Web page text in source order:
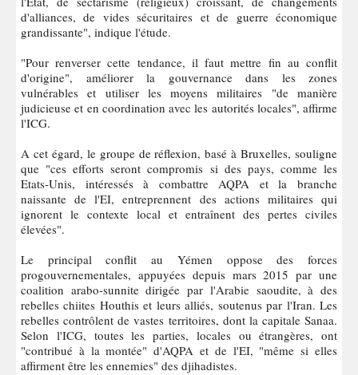
d'alliances, de vides sécuritaires et de guerre économique
grandissante", indique l'étude.
"Pour renverser cette tendance, il faut mettre fin au conflit
d'origine", améliorer la gouvernance dans les zones
vulnérables et utiliser les moyens militaires "de manière
judicieuse et en coordination avec les autorités locales", affirme
l'ICG.
A cet égard, le groupe de réflexion, basé à Bruxelles, souligne
que "ces efforts seront compromis si des pays, comme les
Etats-Unis, intéressés à combattre AQPA et la branche
naissante de l'EI, entreprennent des actions militaires qui
ignorent le contexte local et entraînent des pertes civiles
élevées".
Le principal conflit au Yémen oppose des forces
progouvernementales, appuyées depuis mars 2015 par une
coalition arabo-sunnite dirigée par l'Arabie saoudite, à des
rebelles chiites Houthis et leurs alliés, soutenus par l'Iran. Les
rebelles contrôlent de vastes territoires, dont la capitale Sanaa.
Selon l'ICG, toutes les parties, locales ou étrangères, ont
"contribué à la montée" d'AQPA et de l'EI, "même si elles
affirment être les ennemies" des djihadistes.